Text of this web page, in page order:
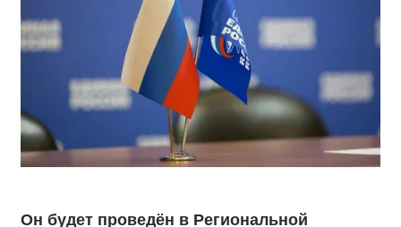
Он будет проведён в Региональной